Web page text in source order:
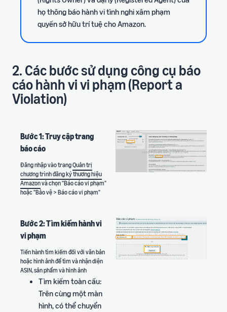
họ thông báo hành vi tình nghi xâm phạm
quyền sở hữu trí tuệ cho Amazon.
2. Các bước sử dụng công cụ báo
cáo hành vi vi phạm (Report a
Violation)
Bước 1: Truy cập trang
báo cáo
Đăng nhập vào trangQuản trị
chương trình đăng ký thương hiệu
Amazonvà chọn "Báo cáo vi phạm"
hoặc "Bảo vệ > Báo cáo vi phạm"
Bước 2: Tìm kiếm hành vi
vi phạm
Tiến hành tìm kiếm đối với văn bản
hoặc hình ảnh để tìm và nhận diện
ASIN, sản phẩm và hình ảnh
Tìm kiếm toàn cầu:
Trên cùng một màn
hình, có thể chuyển